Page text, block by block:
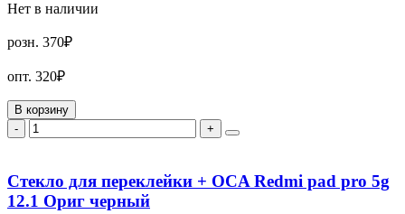
Нет в наличии
розн. 370₽
опт. 320₽
В корзину
-
+
Стекло для переклейки + OCA Redmi pad pro 5g
12.1 Ориг черный